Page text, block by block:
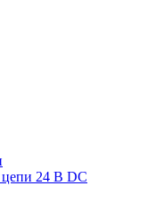
24 В DC